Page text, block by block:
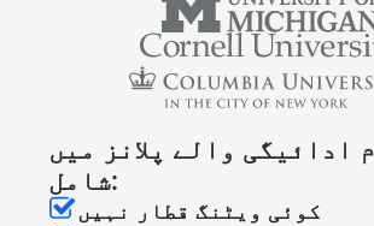
ادائیگی والے پلانز میں
شامل:
کوئی ویٹنگ قطار نہیں